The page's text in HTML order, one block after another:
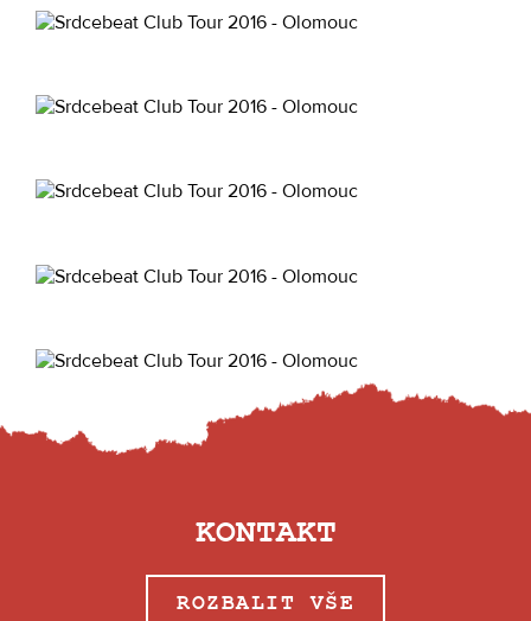
KONTAKT
ROZBALIT VŠE